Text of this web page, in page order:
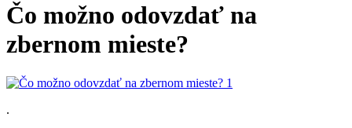
Čo možno odovzdať na
zbernom mieste?
.